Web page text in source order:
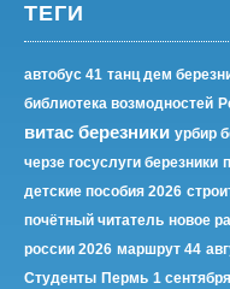
ТЕГИ
автобус 41 танц дем
библиотека возмодностей
витас березники урбир
черзе госуслуги березники
детские пособия 2026
почётный читатель новое
россии 2026 маршрут 44
Студенты Пермь 1 сентября